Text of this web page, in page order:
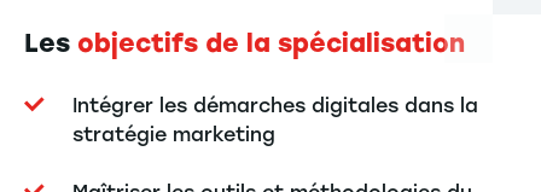
Les objectifs de la spécialisation
Intégrer les démarches digitales dans la
stratégie marketing